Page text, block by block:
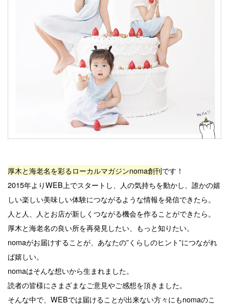
厚木と海老名を彩るローカルマガジンnoma創刊です！
2015年よりWEB上でスタートし、人の気持ちを動かし、誰かの嬉
しい楽しい美味しい体験につながるような情報を発信できたら。
人と人、人とお店が新しくつながる機会を作ることができたら。
厚木と海老名の良い所を再発見したい、もっと知りたい。
nomaがお届けすることが、あなたの”くらしのヒント”につながれ
ば嬉しい。
nomaはそんな想いから生まれました。
読者の皆様にさまざまなご意見やご感想を頂きました。
そんな中で、WEBでは届けることが出来ない方々にもnomaのこ